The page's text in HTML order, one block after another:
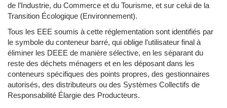
de l’Industrie, du Commerce et du Tourisme, et sur celui de la
Transition Écologique (Environnement).
Tous les EEE soumis à cette réglementation sont identifiés par
le symbole du conteneur barré, qui oblige l’utilisateur final à
éliminer les DEEE de manière sélective, en les séparant du
reste des déchets ménagers et en les déposant dans les
conteneurs spécifiques des points propres, des gestionnaires
autorisés, des distributeurs ou des Systèmes Collectifs de
Responsabilité Élargie des Producteurs.